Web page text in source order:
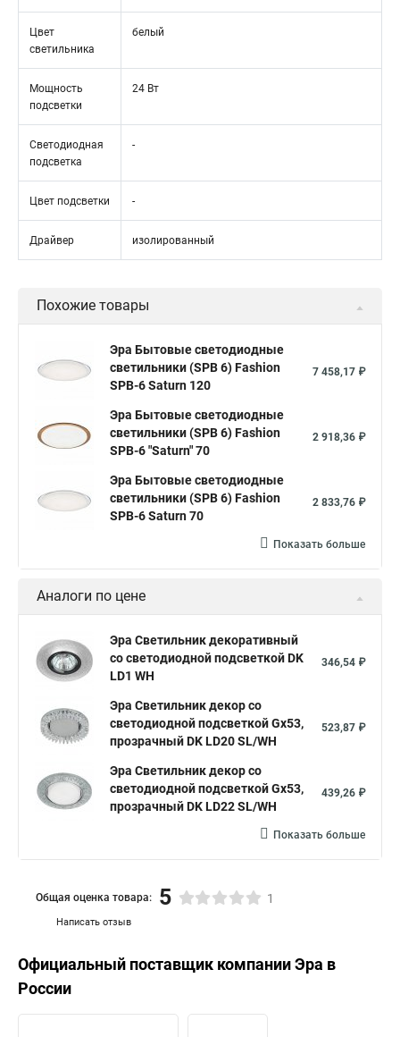
Цвет
светильника
белый
Мощность
подсветки
24 Вт
Светодиодная
подсветка
-
Цвет подсветки -
Драйвер изолированный
Похожие товары
Эра Бытовые светодиодные
светильники (SPB 6) Fashion
SPB-6 Saturn 120
7 458,17 ₽
Эра Бытовые светодиодные
светильники (SPB 6) Fashion
SPB-6 "Saturn" 70
2 918,36 ₽
Эра Бытовые светодиодные
светильники (SPB 6) Fashion
SPB-6 Saturn 70
2 833,76 ₽
Показать больше
Аналоги по цене
Эра Светильник декоративный
cо светодиодной подсветкой DK
LD1 WH
346,54 ₽
Эра Светильник декор cо
светодиодной подсветкой Gx53,
прозрачный DK LD20 SL/WH
523,87 ₽
Эра Светильник декор cо
светодиодной подсветкой Gx53,
прозрачный DK LD22 SL/WH
439,26 ₽
Показать больше
Написать отзыв
Общая оценка товара: 5 1
Официальный поставщик компанииЭра в
России